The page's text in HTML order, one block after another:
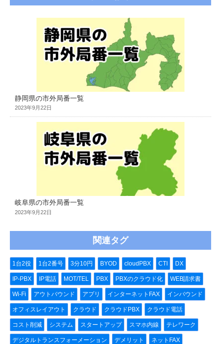
静岡県の市外局番一覧
2023年9月22日
岐阜県の市外局番一覧
2023年9月22日
関連タグ
1台2役 1台2番号 3分10円 BYOD cloudPBX CTI DX
IP-PBX IP電話 MOT/TEL PBX PBXのクラウド化 WEB請求書
Wi-Fi アウトバウンド アプリ インターネットFAX インバウンド
オフィスレイアウト クラウド クラウドPBX クラウド電話
コスト削減 システム スタートアップ スマホ内線 テレワーク
デジタルトランスフォーメーション デメリット ネットFAX